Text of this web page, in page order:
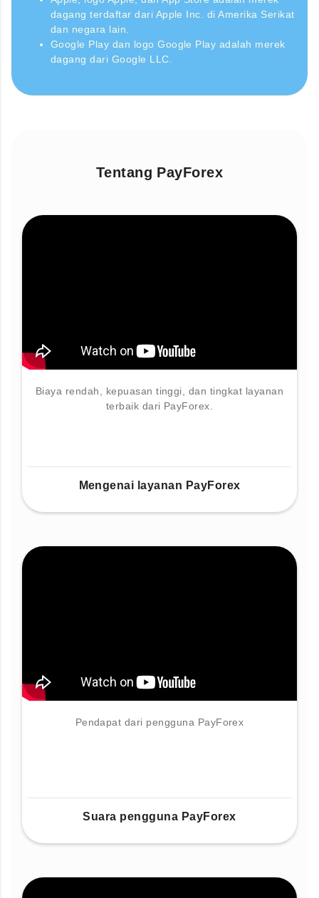
dagang terdaftar dari Apple Inc. di Amerika Serikat
dan negara lain.
Google Play dan logo Google Play adalah merek
dagang dari Google LLC.
Tentang PayForex
Biaya rendah, kepuasan tinggi, dan tingkat layanan
terbaik dari PayForex.
Mengenai layanan PayForex
Pendapat dari pengguna PayForex
Suara pengguna PayForex